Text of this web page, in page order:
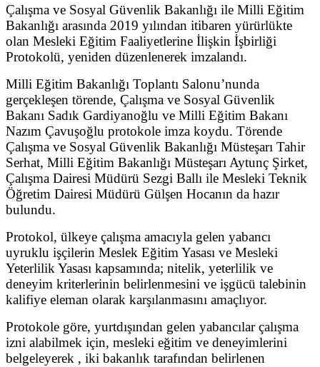
Çalışma ve Sosyal Güvenlik Bakanlığı ile Milli Eğitim
Bakanlığı arasında 2019 yılından itibaren yürürlükte
olan Mesleki Eğitim Faaliyetlerine İlişkin İşbirliği
Protokolü, yeniden düzenlenerek imzalandı.
Milli Eğitim Bakanlığı Toplantı Salonu’nunda
gerçekleşen törende, Çalışma ve Sosyal Güvenlik
Bakanı Sadık Gardiyanoğlu ve Milli Eğitim Bakanı
Nazım Çavuşoğlu protokole imza koydu. Törende
Çalışma ve Sosyal Güvenlik Bakanlığı Müsteşarı Tahir
Serhat, Milli Eğitim Bakanlığı Müsteşarı Aytunç Şirket,
Çalışma Dairesi Müdürü Sezgi Ballı ile Mesleki Teknik
Öğretim Dairesi Müdürü Gülşen Hocanın da hazır
bulundu.
Protokol, ülkeye çalışma amacıyla gelen yabancı
uyruklu işçilerin Meslek Eğitim Yasası ve Mesleki
Yeterlilik Yasası kapsamında; nitelik, yeterlilik ve
deneyim kriterlerinin belirlenmesini ve işgücü talebinin
kalifiye eleman olarak karşılanmasını amaçlıyor.
Protokole göre, yurtdışından gelen yabancılar çalışma
izni alabilmek için, mesleki eğitim ve deneyimlerini
belgeleyerek , iki bakanlık tarafından belirlenen